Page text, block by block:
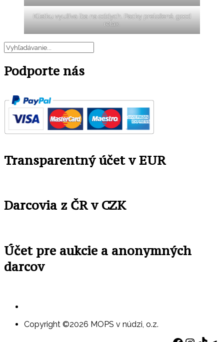
Klietku využíva iba na oddych. Packy preložené, good
relax.
Podporte nás
Transparentný účet v EUR
Darcovia z ČR v CZK
Účet pre aukcie a anonymných
darcov
Copyright ©2026 MOPS v núdzi, o.z.